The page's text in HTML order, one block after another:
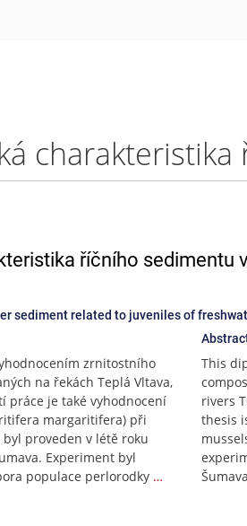
říčního sedimentu
sediment related to juveniles of
zrnitostního
na řekách Teplá Vltava,
práce je také vyhodnocení
margaritifera) při
proveden v létě roku
Experiment byl
populace perlorodky …
This
rivers
thesis